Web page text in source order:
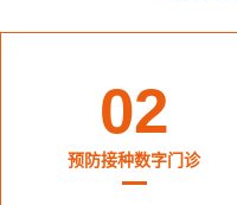
02
预防接种数字门诊